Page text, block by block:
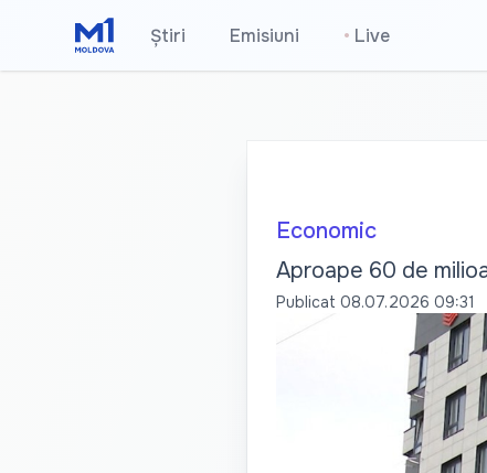
Știri Emisiuni • Live
Economic
Aproape 60 de
Publicat 08.07.2026 09:31